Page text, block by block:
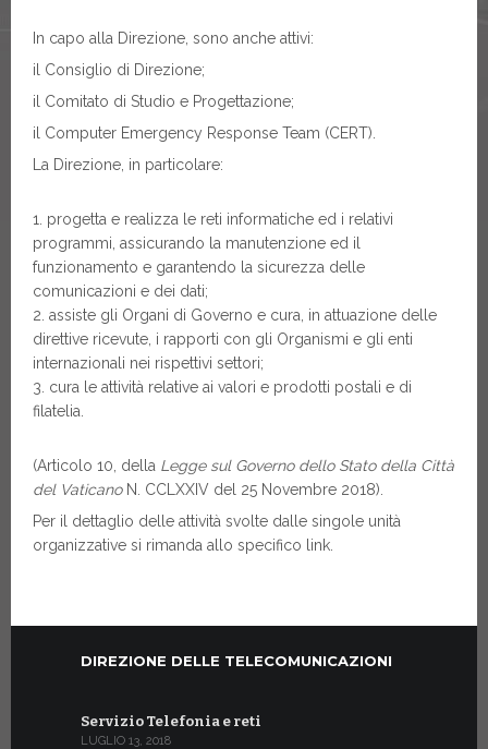
In capo alla Direzione, sono anche attivi:
il Consiglio di Direzione;
il Comitato di Studio e Progettazione;
il Computer Emergency Response Team (CERT).
La Direzione, in particolare:
progetta e realizza le reti informatiche ed i relativi
programmi, assicurando la manutenzione ed il
funzionamento e garantendo la sicurezza delle
comunicazioni e dei dati;
assiste gli Organi di Governo e cura, in attuazione delle
direttive ricevute, i rapporti con gli Organismi e gli enti
internazionali nei rispettivi settori;
cura le attività relative ai valori e prodotti postali e di
filatelia.
(Articolo 10, della Legge sul Governo dello Stato della Città
del VaticanoN. CCLXXIV del 25 Novembre 2018).
Per il dettaglio delle attività svolte dalle singole unità
organizzative si rimanda allo specifico link.
DIREZIONE DELLE TELECOMUNICAZIONI
Servizio Telefonia e reti
LUGLIO 13, 2018